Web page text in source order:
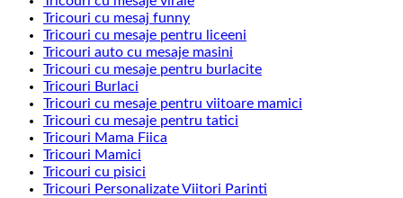
Tricouri cu mesaj funny
Tricouri cu mesaje pentru liceeni
Tricouri auto cu mesaje masini
Tricouri cu mesaje pentru burlacite
Tricouri Burlaci
Tricouri cu mesaje pentru viitoare mamici
Tricouri cu mesaje pentru tatici
Tricouri Mama Fiica
Tricouri Mamici
Tricouri cu pisici
Tricouri Personalizate Viitori Parinti